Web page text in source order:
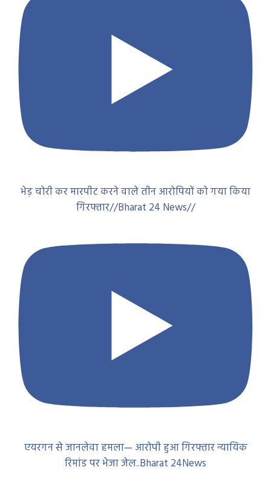
भेड़ चोरी कर मारपीट करने वाले तीन आरोपियों को गया किया
गिरफ्तार//Bharat 24 News//
एयरगन से जानलेवा हमला— आरोपी हुआ गिरफ्तार न्यायिक
रिमांड पर भेजा जेल..Bharat 24News